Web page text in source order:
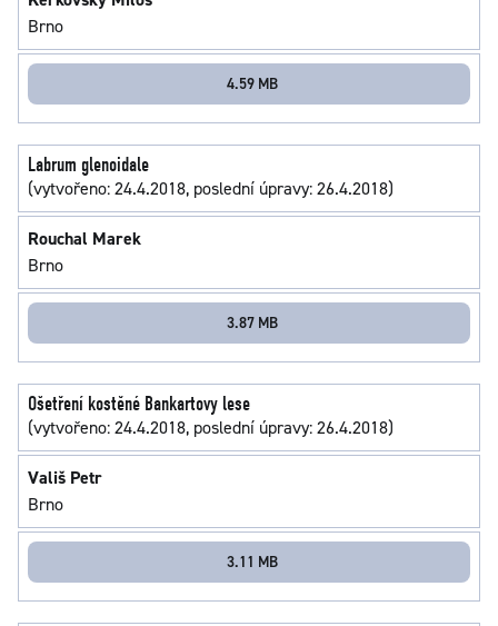
Brno
4.59 MB
Labrum glenoidale
(vytvořeno: 24.4.2018, poslední úpravy: 26.4.2018)
Rouchal Marek
Brno
3.87 MB
Ošetření kostěné Bankartovy lese
(vytvořeno: 24.4.2018, poslední úpravy: 26.4.2018)
Vališ Petr
Brno
3.11 MB